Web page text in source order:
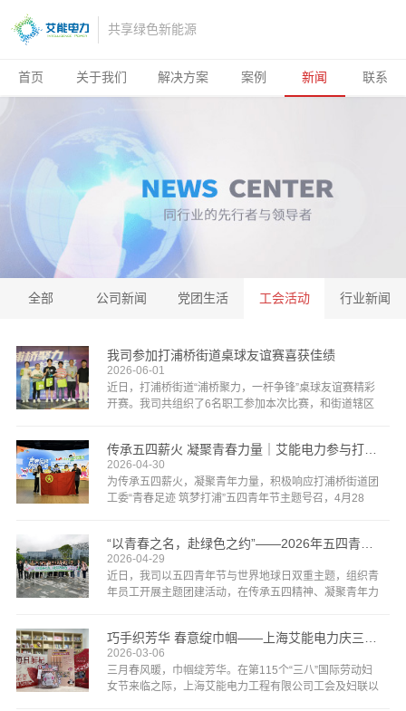
共享绿色新能源
首页 关于我们 解决方案 案例 新闻 联系
全部 公司新闻 党团生活 工会活动 行业新闻
我司参加打浦桥街道桌球友谊赛喜获佳绩
2026-06-01
近日，打浦桥街道“浦桥聚力，一杆争锋”桌球友谊赛精彩
开赛。我司共组织了6名职工参加本次比赛，和街道辖区
静···
传承五四薪火 凝聚青春力量｜艾能电力参与打浦桥街道“跟着五四···
2026-04-30
为传承五四薪火，凝聚青年力量，积极响应打浦桥街道团
工委“青春足迹 筑梦打浦”五四青年节主题号召，4月28
“以青春之名，赴绿色之约”——2026年五四青年节暨世界地球···
2026-04-29
近日，我司以五四青年节与世界地球日双重主题，组织青
年员工开展主题团建活动，在传承五四精神、凝聚青年力
2026-03-06
三月春风暖，巾帼绽芳华。在第115个“三八”国际劳动妇
女节来临之际，上海艾能电力工程有限公司工会及妇联以